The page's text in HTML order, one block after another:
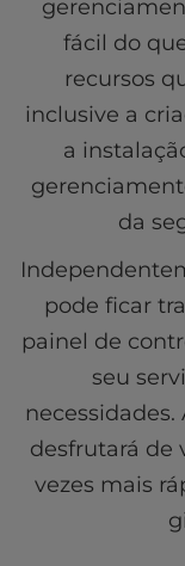
fácil do
recursos
inclusive a
a
da
pode ficar
painel de
seu
necessidades.
desfrutará de
vezes mais